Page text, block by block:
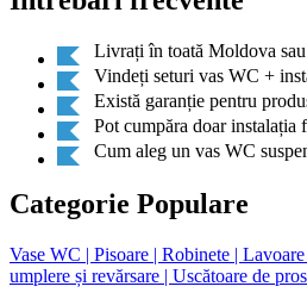
Livrați în toată Moldova
Vindeți seturi vas WC +
Există garanție pentru
Pot cumpăra doar instalația
Cum aleg un vas WC
Categorie Populare
Vase WC | Pisoare | Robinete | Lavoare
umplere și revărsare | Uscătoare de